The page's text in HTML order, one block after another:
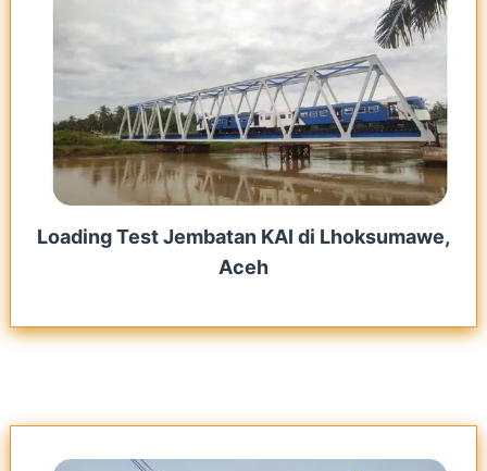
Loading Test Jembatan KAI di Lhoksumawe,
Aceh